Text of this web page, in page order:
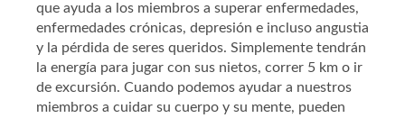
que ayuda a los miembros a superar enfermedades,
enfermedades crónicas, depresión e incluso angustia
y la pérdida de seres queridos. Simplemente tendrán
la energía para jugar con sus nietos, correr 5 km o ir
de excursión. Cuando podemos ayudar a nuestros
miembros a cuidar su cuerpo y su mente, pueden